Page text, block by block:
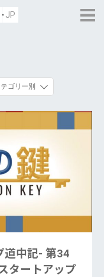
JP
ゴリー別
道中記- 第34
タートアップ